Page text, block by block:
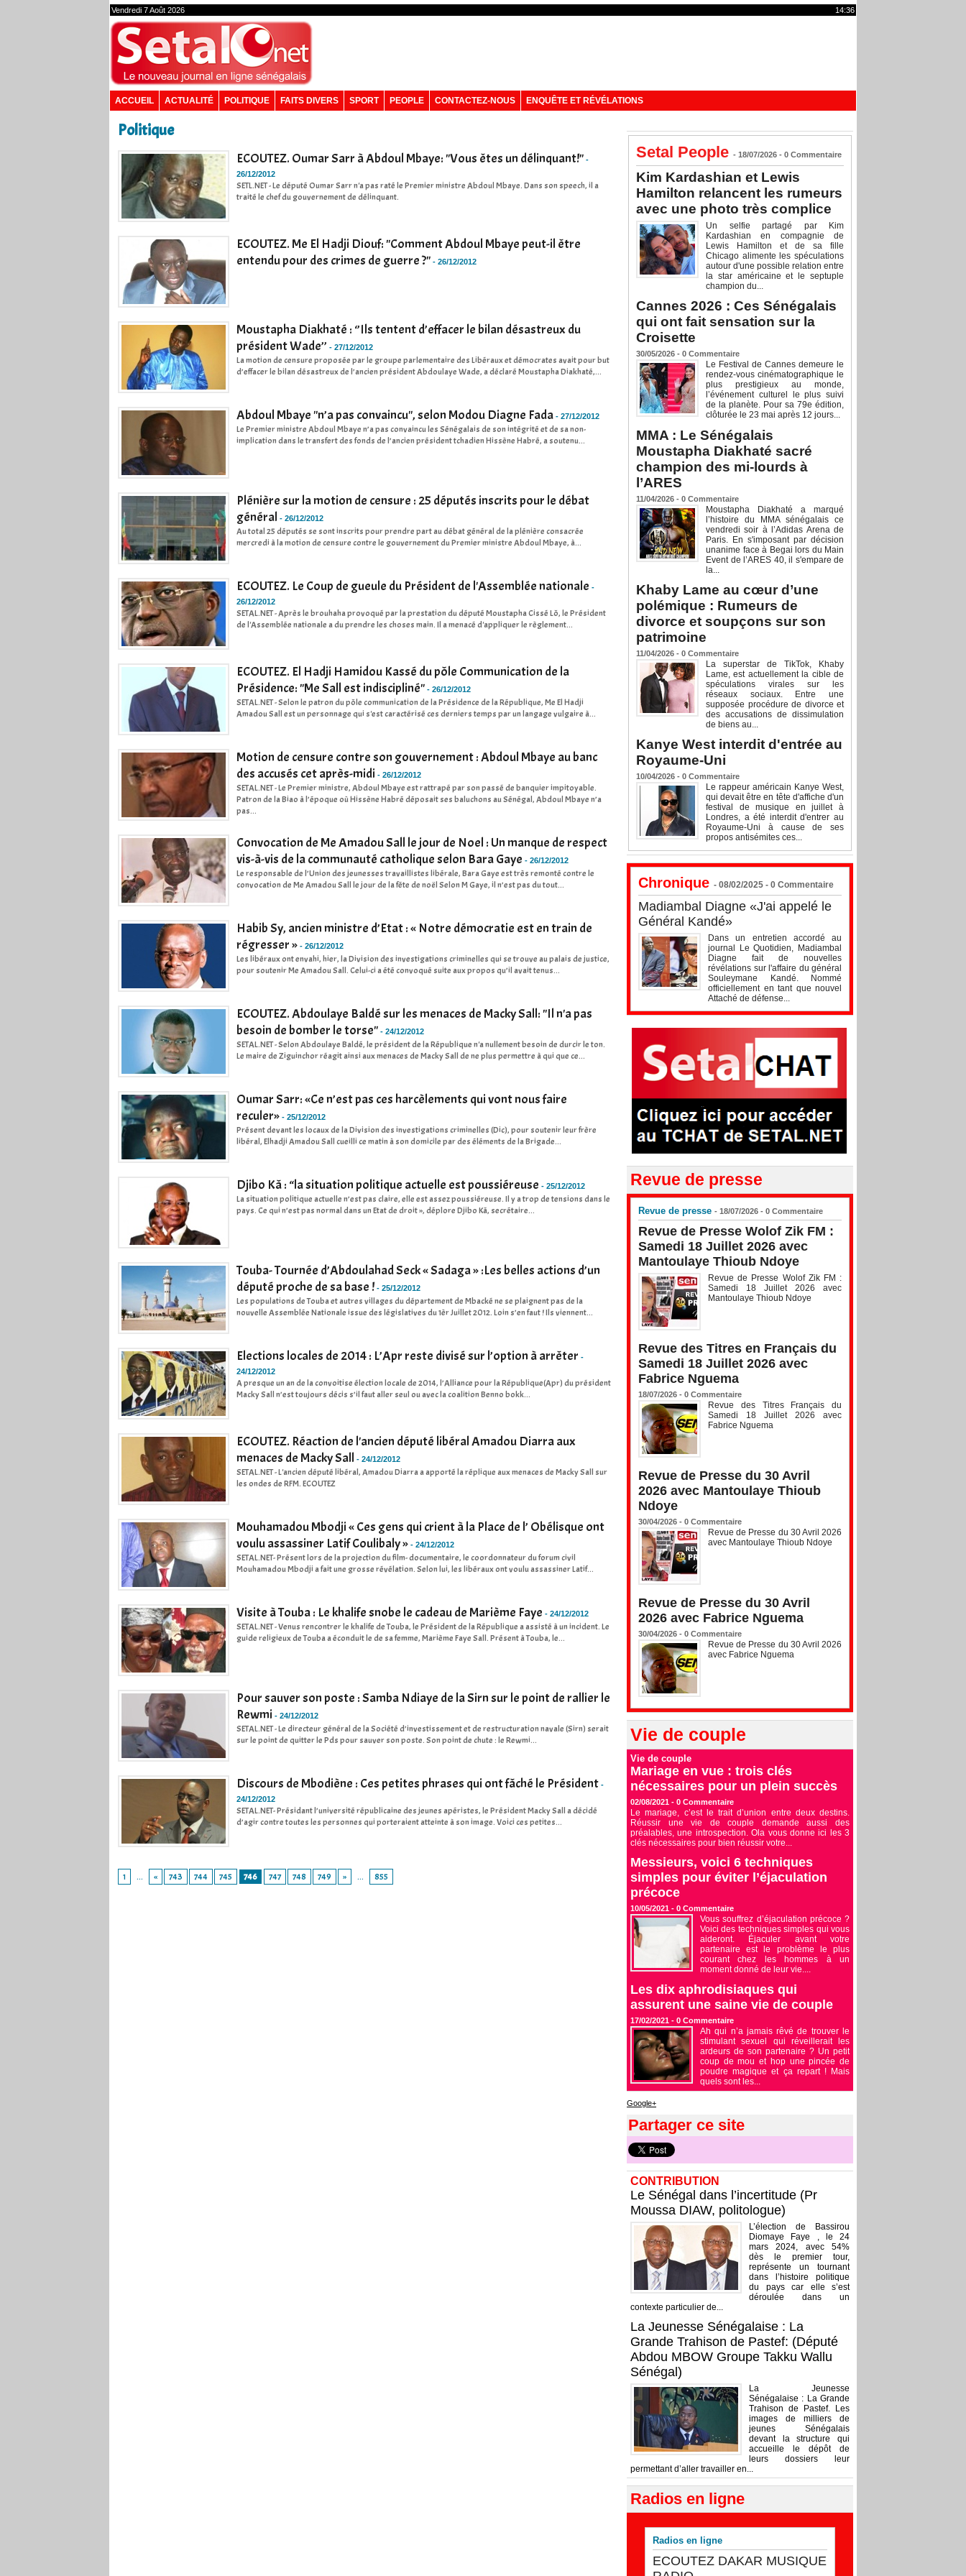
Vendredi 7 Août 2026 14:36
ACCUEIL ACTUALITÉ POLITIQUE FAITS DIVERS SPORT PEOPLE CONTACTEZ-NOUS ENQUÊTE ET RÉVÉLATIONS
Politique
ECOUTEZ. Oumar Sarr à Abdoul Mbaye: "Vous êtes un délinquant!" -
26/12/2012
SETL.NET - Le député Oumar Sarr n'a pas raté le Premier ministre Abdoul Mbaye. Dans son speech, il a
traité le chef du gouvernement de délinquant.
ECOUTEZ. Me El Hadji Diouf: "Comment Abdoul Mbaye peut-il être
entendu pour des crimes de guerre ?" - 26/12/2012
Moustapha Diakhaté : ‘’Ils tentent d’effacer le bilan désastreux du
président Wade’’ - 27/12/2012
La motion de censure proposée par le groupe parlementaire des Libéraux et démocrates avait pour but
d’effacer le bilan désastreux de l’ancien président Abdoulaye Wade, a déclaré Moustapha Diakhaté,...
Abdoul Mbaye ''n’a pas convaincu'', selon Modou Diagne Fada - 27/12/2012
Le Premier ministre Abdoul Mbaye n’a pas convaincu les Sénégalais de son intégrité et de sa non-
implication dans le transfert des fonds de l’ancien président tchadien Hissène Habré, a soutenu...
Plénière sur la motion de censure : 25 députés inscrits pour le débat
général - 26/12/2012
Au total 25 députés se sont inscrits pour prendre part au débat général de la plénière consacrée
mercredi à la motion de censure contre le gouvernement du Premier ministre Abdoul Mbaye, à...
ECOUTEZ. Le Coup de gueule du Président de l'Assemblée nationale -
26/12/2012
SETAL.NET - Après le brouhaha provoqué par la prestation du député Moustapha Cissé Lô, le Président
de l'Assemblée nationale a du prendre les choses main. Il a menacé d'appliquer le règlement...
ECOUTEZ. El Hadji Hamidou Kassé du pôle Communication de la
Présidence: "Me Sall est indiscipliné" - 26/12/2012
SETAL.NET - Selon le patron du pôle communication de la Présidence de la République, Me El Hadji
Amadou Sall est un personnage qui s'est caractérisé ces derniers temps par un langage vulgaire à...
Motion de censure contre son gouvernement : Abdoul Mbaye au banc
des accusés cet après-midi - 26/12/2012
SETAL.NET - Le Premier ministre, Abdoul Mbaye est rattrapé par son passé de banquier impitoyable.
Patron de la Biao à l’époque où Hissène Habré déposait ses baluchons au Sénégal, Abdoul Mbaye n’a
pas...
Convocation de Me Amadou Sall le jour de Noel : Un manque de respect
vis-à-vis de la communauté catholique selon Bara Gaye - 26/12/2012
Le responsable de l’Union des jeunesses travaillistes libérale, Bara Gaye est très remonté contre le
convocation de Me Amadou Sall le jour de la fête de noël Selon M Gaye, il n’est pas du tout...
Habib Sy, ancien ministre d’Etat : « Notre démocratie est en train de
régresser » - 26/12/2012
Les libéraux ont envahi, hier, la Division des investigations criminelles qui se trouve au palais de justice,
pour soutenir Me Amadou Sall. Celui-ci a été convoqué suite aux propos qu’il avait tenus...
ECOUTEZ. Abdoulaye Baldé sur les menaces de Macky Sall: "Il n'a pas
besoin de bomber le torse" - 24/12/2012
SETAL.NET - Selon Abdoulaye Baldé, le président de la République n'a nullement besoin de durcir le ton.
Le maire de Ziguinchor réagit ainsi aux menaces de Macky Sall de ne plus permettre à qui que ce...
Oumar Sarr: «Ce n’est pas ces harcèlements qui vont nous faire
reculer» - 25/12/2012
Présent devant les locaux de la Division des investigations criminelles (Dic), pour soutenir leur frère
libéral, Elhadji Amadou Sall cueilli ce matin à son domicile par des éléments de la Brigade...
Djibo Kâ : “la situation politique actuelle est poussiéreuse - 25/12/2012
La situation politique actuelle n’est pas claire, elle est assez poussiéreuse. Il y a trop de tensions dans le
pays. Ce qui n’est pas normal dans un Etat de droit », déplore Djibo Kâ, secrétaire...
Touba- Tournée d’Abdoulahad Seck « Sadaga » :Les belles actions d’un
député proche de sa base ! - 25/12/2012
Les populations de Touba et autres villages du département de Mbacké ne se plaignent pas de la
nouvelle Assemblée Nationale issue des législatives du 1èr Juillet 2012. Loin s’en faut ! Ils viennent...
Elections locales de 2014 : L’Apr reste divisé sur l’option à arrêter -
24/12/2012
A presque un an de la convoitise élection locale de 2014, l’Alliance pour la République(Apr) du président
Macky Sall n’est toujours décis s’il faut aller seul ou avec la coalition Benno bokk...
ECOUTEZ. Réaction de l'ancien député libéral Amadou Diarra aux
menaces de Macky Sall - 24/12/2012
SETAL.NET - L'ancien député libéral, Amadou Diarra a apporté la réplique aux menaces de Macky Sall sur
les ondes de RFM. ECOUTEZ
Mouhamadou Mbodji « Ces gens qui crient à la Place de l’ Obélisque ont
voulu assassiner Latif Coulibaly » - 24/12/2012
SETAL.NET- Présent lors de la projection du film- documentaire, le coordonnateur du forum civil
Mouhamadou Mbodji a fait une grosse révélation. Selon lui, les libéraux ont voulu assassiner Latif...
Visite à Touba : Le khalife snobe le cadeau de Marième Faye - 24/12/2012
SETAL.NET - Venus rencontrer le khalife de Touba, le Président de la République a assisté à un incident. Le
guide religieux de Touba a éconduit le de sa femme, Marième Faye Sall. Présent à Touba, le...
Pour sauver son poste : Samba Ndiaye de la Sirn sur le point de rallier le
Rewmi - 24/12/2012
SETAL.NET - Le directeur général de la Société d’investissement et de restructuration navale (Sirn) serait
sur le point de quitter le Pds pour sauver son poste. Son point de chute : le Rewmi...
Discours de Mbodiène : Ces petites phrases qui ont fâché le Président -
24/12/2012
SETAL.NET- Présidant l’université républicaine des jeunes apéristes, le Président Macky Sall a décidé
d’agir contre toutes les personnes qui porteraient atteinte à son image. Voici ces petites...
1 ... « 743 744 745 746 747 748 749 » ... 855
Setal People - 18/07/2026 - 0 Commentaire
Kim Kardashian et Lewis
Hamilton relancent les rumeurs
avec une photo très complice
Un selfie partagé par Kim
Kardashian en compagnie de
Lewis Hamilton et de sa fille
Chicago alimente les spéculations
autour d'une possible relation entre
la star américaine et le septuple
champion du...
Cannes 2026 : Ces Sénégalais
qui ont fait sensation sur la
Croisette
30/05/2026 - 0 Commentaire
Le Festival de Cannes demeure le
rendez-vous cinématographique le
plus prestigieux au monde,
l’événement culturel le plus suivi
de la planète. Pour sa 79e édition,
clôturée le 23 mai après 12 jours...
MMA : Le Sénégalais
Moustapha Diakhaté sacré
champion des mi-lourds à
l’ARES
11/04/2026 - 0 Commentaire
Moustapha Diakhaté a marqué
l’histoire du MMA sénégalais ce
vendredi soir à l’Adidas Arena de
Paris. En s'imposant par décision
unanime face à Begai lors du Main
Event de l’ARES 40, il s'empare de
la...
Khaby Lame au cœur d’une
polémique : Rumeurs de
divorce et soupçons sur son
patrimoine
11/04/2026 - 0 Commentaire
La superstar de TikTok, Khaby
Lame, est actuellement la cible de
spéculations virales sur les
réseaux sociaux. Entre une
supposée procédure de divorce et
des accusations de dissimulation
de biens au...
Kanye West interdit d'entrée au
Royaume-Uni
10/04/2026 - 0 Commentaire
Le rappeur américain Kanye West,
qui devait être en tête d'affiche d'un
festival de musique en juillet à
Londres, a été interdit d'entrer au
Royaume-Uni à cause de ses
propos antisémites ces...
Chronique - 08/02/2025 - 0 Commentaire
Madiambal Diagne «J'ai appelé le
Général Kandé»
Dans un entretien accordé au
journal Le Quotidien, Madiambal
Diagne fait de nouvelles
révélations sur l'affaire du général
Souleymane Kandé. Nommé
officiellement en tant que nouvel
Attaché de défense...
Revue de presse
Revue de presse - 18/07/2026 - 0 Commentaire
Revue de Presse Wolof Zik FM :
Samedi 18 Juillet 2026 avec
Mantoulaye Thioub Ndoye
Revue de Presse Wolof Zik FM :
Samedi 18 Juillet 2026 avec
Mantoulaye Thioub Ndoye
Revue des Titres en Français du
Samedi 18 Juillet 2026 avec
Fabrice Nguema
18/07/2026 - 0 Commentaire
Revue des Titres Français du
Samedi 18 Juillet 2026 avec
Fabrice Nguema
Revue de Presse du 30 Avril
2026 avec Mantoulaye Thioub
Ndoye
30/04/2026 - 0 Commentaire
Revue de Presse du 30 Avril 2026
avec Mantoulaye Thioub Ndoye
Revue de Presse du 30 Avril
2026 avec Fabrice Nguema
30/04/2026 - 0 Commentaire
Revue de Presse du 30 Avril 2026
avec Fabrice Nguema
Vie de couple
Vie de couple
Mariage en vue : trois clés
nécessaires pour un plein succès
02/08/2021 - 0 Commentaire
Le mariage, c’est le trait d’union entre deux destins.
Réussir une vie de couple demande aussi des
préalables, une introspection. Ola vous donne ici les 3
clés nécessaires pour bien réussir votre...
Messieurs, voici 6 techniques
simples pour éviter l’éjaculation
précoce
10/05/2021 - 0 Commentaire
Vous souffrez d’éjaculation précoce ?
Voici des techniques simples qui vous
aideront. Éjaculer avant votre
partenaire est le problème le plus
courant chez les hommes à un
moment donné de leur vie....
Les dix aphrodisiaques qui
assurent une saine vie de couple
17/02/2021 - 0 Commentaire
Ah qui n’a jamais rêvé de trouver le
stimulant sexuel qui réveillerait les
ardeurs de son partenaire ? Un petit
coup de mou et hop une pincée de
poudre magique et ça repart ! Mais
quels sont les...
Google+
Partager ce site
CONTRIBUTION
Le Sénégal dans l’incertitude (Pr
Moussa DIAW, politologue)
L’élection de Bassirou
Diomaye Faye , le 24
mars 2024, avec 54%
dès le premier tour,
représente un tournant
dans l’histoire politique
du pays car elle s’est
déroulée dans un
contexte particulier de...
La Jeunesse Sénégalaise : La
Grande Trahison de Pastef: (Député
Abdou MBOW Groupe Takku Wallu
Sénégal)
La Jeunesse
Sénégalaise : La Grande
Trahison de Pastef. Les
images de milliers de
jeunes Sénégalais
devant la structure qui
accueille le dépôt de
leurs dossiers leur
permettant d’aller travailler en...
Radios en ligne
Radios en ligne
ECOUTEZ DAKAR MUSIQUE